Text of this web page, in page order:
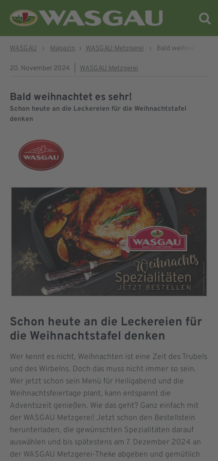
WASGAU › Magazin › WASGAU Metzgerei › Bald weihnachtet
20. November 2024 WASGAU Metzgerei
Bald weihnachtet es sehr!
Schon heute an die Leckereien für die Weihnachtstafel
denken
Schon heute an die Leckereien für
die Weihnachtstafel denken
Wer kennt es nicht, Weihnachten ist eine Zeit des Trubels
und des Wirbelns. Doch das muss nicht immer so sein.
Wer jetzt schon sein Menü für Heiligabend und die
Weihnachtsfeiertage plant, kann entspannt die
Adventszeit genießen. Wie das geht? Ganz einfach mit
der WASGAU Metzgerei! Jetzt schon den Bestellstein
herunterladen, die gewünschten Spezialitäten darauf
auswählen und bis spätestens am 7. Dezember 2024 an
der WASGAU Metzgerei-Theke abgeben und gemütlich